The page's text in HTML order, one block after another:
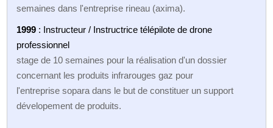
semaines dans l'entreprise rineau (axima).
1999 : Instructeur / Instructrice télépilote de drone
professionnel
stage de 10 semaines pour la réalisation d'un dossier
concernant les produits infrarouges gaz pour
l'entreprise sopara dans le but de constituer un support
dévelopement de produits.